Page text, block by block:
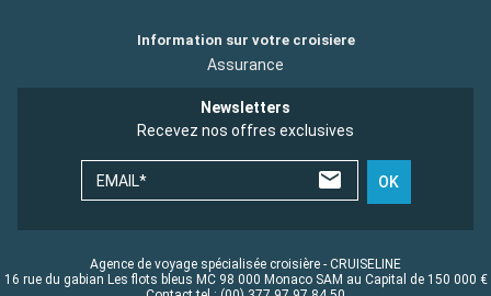
Information sur votre croisiere
Assurance
Newsletters
Recevez nos offres exclusives
EMAIL* OK
Agence de voyage spécialisée croisière - CRUISELINE
16 rue du gabian Les flots bleus MC 98 000 Monaco SAM au Capital de 150 000 €